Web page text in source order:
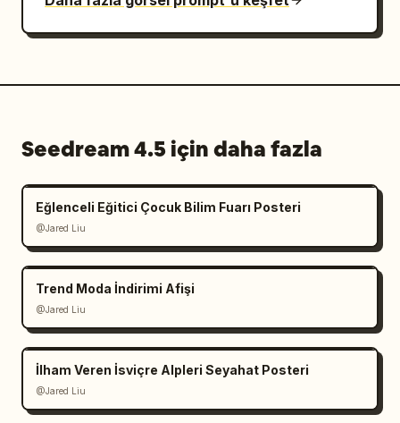
Seedream 4.5 için daha fazla
Eğlenceli Eğitici Çocuk Bilim Fuarı Posteri
@Jared Liu
Trend Moda İndirimi Afişi
@Jared Liu
İlham Veren İsviçre Alpleri Seyahat Posteri
@Jared Liu